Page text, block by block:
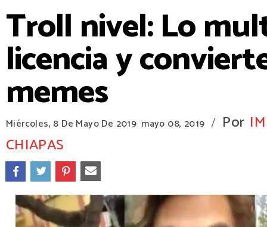
Troll nivel: Lo
licencia y
memes
Miércoles, 8 De Mayo De 2019 mayo 08, 2019 / Por
CHIAPAS